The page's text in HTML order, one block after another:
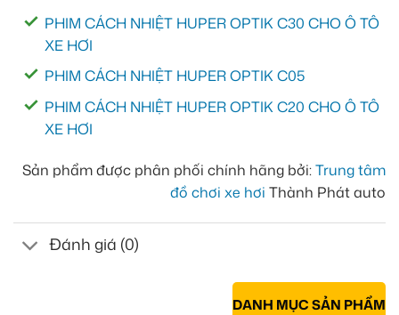
PHIM CÁCH NHIỆT HUPER OPTIK C30 CHO Ô TÔ
XE HƠI
PHIM CÁCH NHIỆT HUPER OPTIK C05
PHIM CÁCH NHIỆT HUPER OPTIK C20 CHO Ô TÔ
XE HƠI
Sản phẩm được phân phối chính hãng bởi:Trung tâm
đồ chơi xe hơi Thành Phát auto
Đánh giá (0)
DANH MỤC SẢN PHẨM